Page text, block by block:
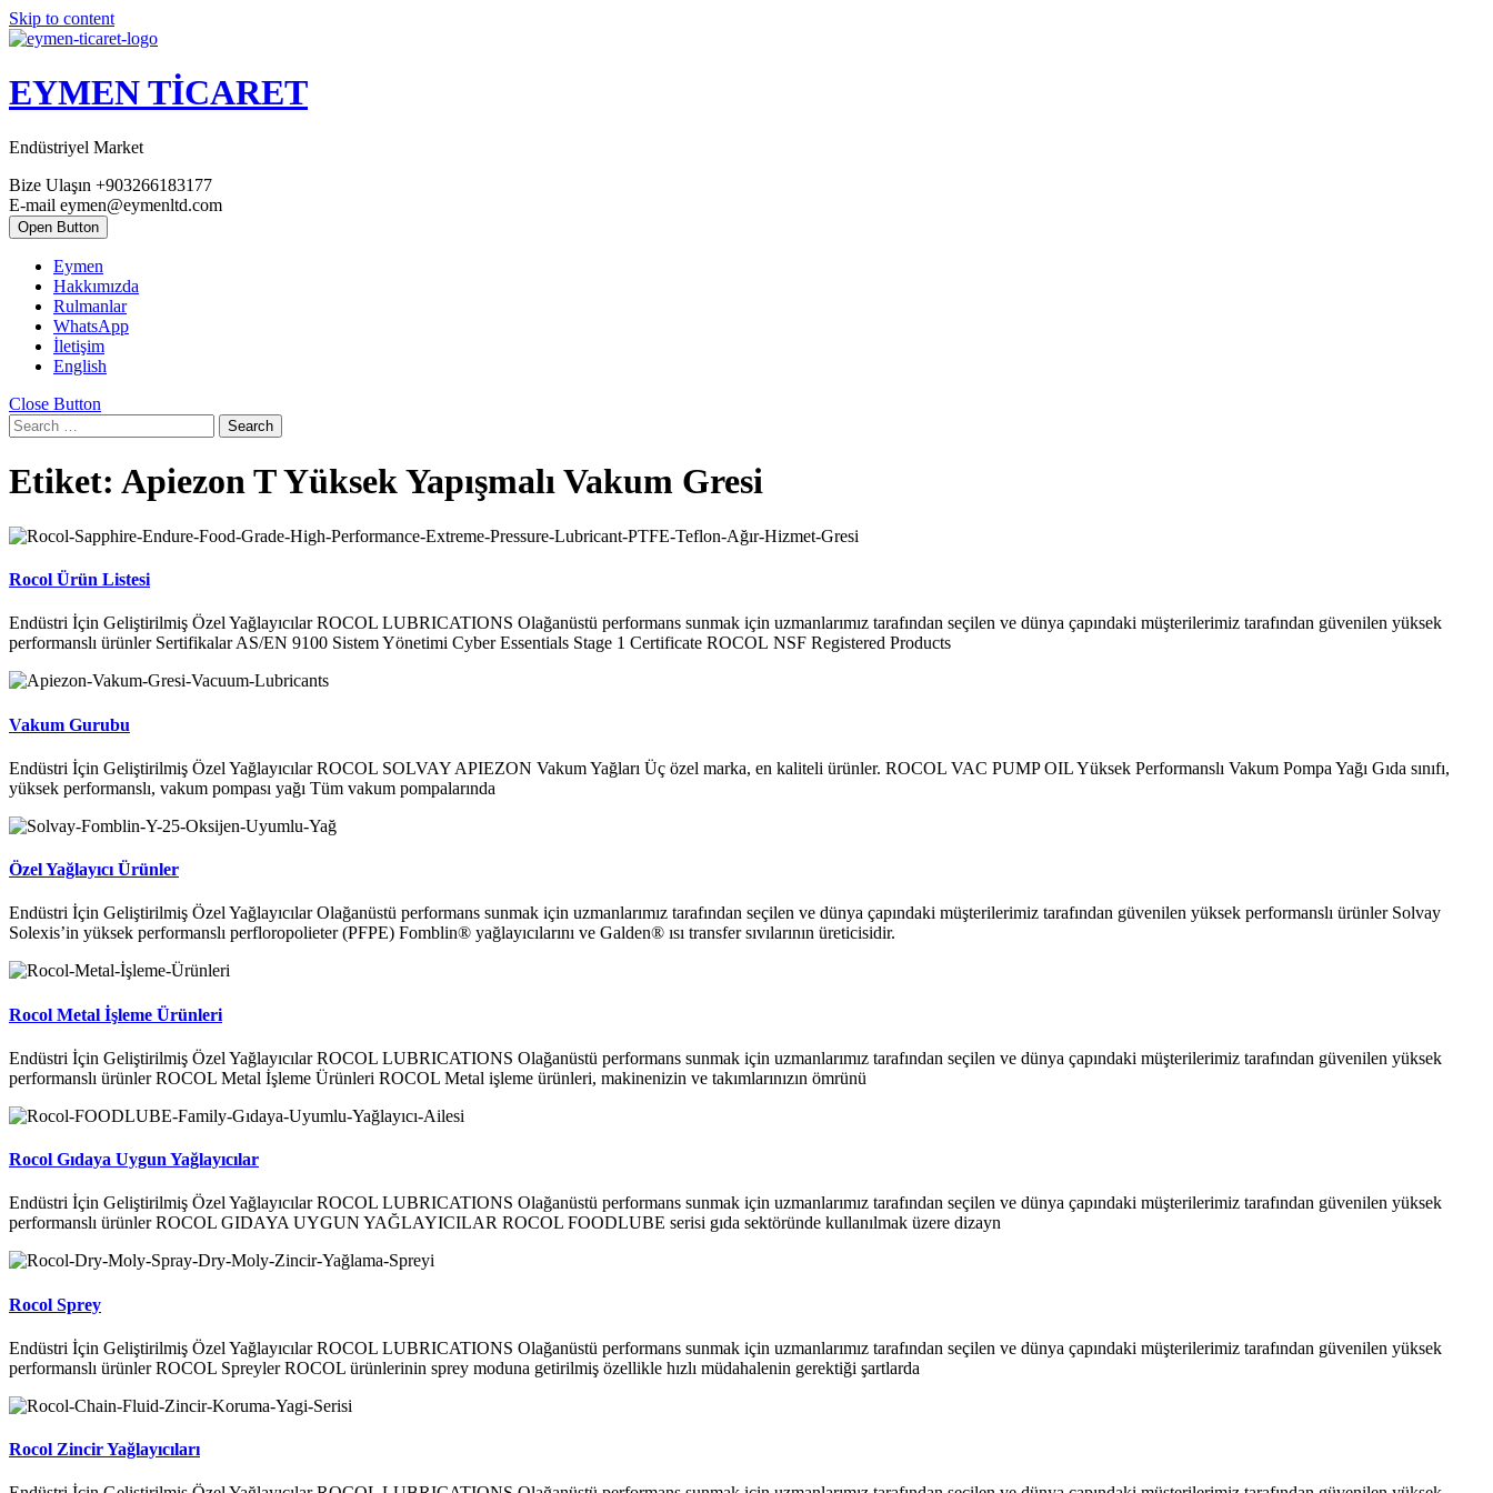
Skip to content
EYMEN TİCARET
Endüstriyel Market
Bize Ulaşın +903266183177
E-mail eymen@eymenltd.com
Open Button
Eymen
Hakkımızda
Rulmanlar
WhatsApp
İletişim
English
Close Button
Search
Etiket: Apiezon T Yüksek Yapışmalı Vakum Gresi
Rocol Ürün Listesi
Endüstri İçin Geliştirilmiş Özel Yağlayıcılar ROCOL LUBRICATIONS Olağanüstü performans sunmak için uzmanlarımız tarafından seçilen ve dünya çapındaki müşterilerimiz tarafından güvenilen yüksek
performanslı ürünler Sertifikalar AS/EN 9100 Sistem Yönetimi Cyber Essentials Stage 1 Certificate ROCOL NSF Registered Products
Vakum Gurubu
Endüstri İçin Geliştirilmiş Özel Yağlayıcılar ROCOL SOLVAY APIEZON Vakum Yağları Üç özel marka, en kaliteli ürünler. ROCOL VAC PUMP OIL Yüksek Performanslı Vakum Pompa Yağı Gıda sınıfı,
yüksek performanslı, vakum pompası yağı Tüm vakum pompalarında
Özel Yağlayıcı Ürünler
Endüstri İçin Geliştirilmiş Özel Yağlayıcılar Olağanüstü performans sunmak için uzmanlarımız tarafından seçilen ve dünya çapındaki müşterilerimiz tarafından güvenilen yüksek performanslı ürünler Solvay
Solexis’in yüksek performanslı perfloropolieter (PFPE) Fomblin® yağlayıcılarını ve Galden® ısı transfer sıvılarının üreticisidir.
Rocol Metal İşleme Ürünleri
Endüstri İçin Geliştirilmiş Özel Yağlayıcılar ROCOL LUBRICATIONS Olağanüstü performans sunmak için uzmanlarımız tarafından seçilen ve dünya çapındaki müşterilerimiz tarafından güvenilen yüksek
performanslı ürünler ROCOL Metal İşleme Ürünleri ROCOL Metal işleme ürünleri, makinenizin ve takımlarınızın ömrünü
Rocol Gıdaya Uygun Yağlayıcılar
Endüstri İçin Geliştirilmiş Özel Yağlayıcılar ROCOL LUBRICATIONS Olağanüstü performans sunmak için uzmanlarımız tarafından seçilen ve dünya çapındaki müşterilerimiz tarafından güvenilen yüksek
performanslı ürünler ROCOL GIDAYA UYGUN YAĞLAYICILAR ROCOL FOODLUBE serisi gıda sektöründe kullanılmak üzere dizayn
Rocol Sprey
Endüstri İçin Geliştirilmiş Özel Yağlayıcılar ROCOL LUBRICATIONS Olağanüstü performans sunmak için uzmanlarımız tarafından seçilen ve dünya çapındaki müşterilerimiz tarafından güvenilen yüksek
performanslı ürünler ROCOL Spreyler ROCOL ürünlerinin sprey moduna getirilmiş özellikle hızlı müdahalenin gerektiği şartlarda
Rocol Zincir Yağlayıcıları